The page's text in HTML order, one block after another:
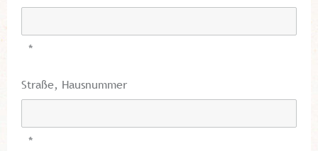
*
Straße, Hausnummer
*